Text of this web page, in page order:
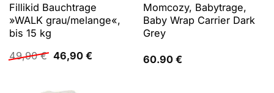
Fillikid Bauchtrage
»WALK grau/melange«,
bis 15 kg
49,90€ Ursprünglicher
Preis
46,90 €Aktueller
Momcozy, Babytrage,
Baby Wrap Carrier Dark
Grey
60.90 €